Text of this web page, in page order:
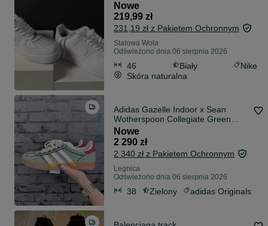
Nowe
219,99 zł
231,19 zł z Pakietem Ochronnym
Stalowa Wola
Odświeżono dnia 06 sierpnia 2026
46 Biały
Nike
Skóra naturalna
Adidas Gazelle Indoor x Sean
Wotherspoon Collegiate Green
IG1456
Nowe
2 290 zł
2 340 zł z Pakietem Ochronnym
Legnica
Odświeżono dnia 06 sierpnia 2026
38 Zielony adidas Originals